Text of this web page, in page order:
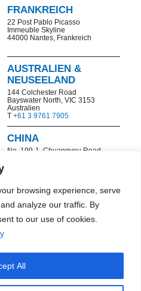
browsing experience, serve
analyze our traffic. By
to our use of cookies.
All
FRANKREICH
22 Post Pablo Picasso
Immeuble Skyline
44000 Nantes, Frankreich
AUSTRALIEN &
NEUSEELAND
144 Colchester Road
Bayswater North, VIC 3153
Australien
T +61 3 9761 7905
CHINA
No. 199-1, Chuangyou Road,
Economic and Technological
Development Zone
Nanjing, China
T+86 25 8532 6977